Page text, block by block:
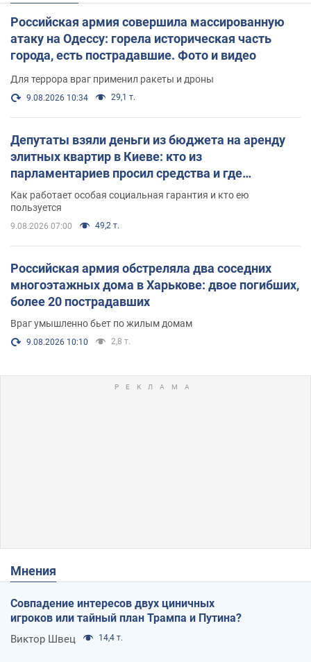
Российская армия совершила массированную
атаку на Одессу: горела историческая часть
города, есть пострадавшие. Фото и видео
Для террора враг применил ракеты и дроны
9.08.2026 10:34 29,1 т.
Депутаты взяли деньги из бюджета на аренду
элитных квартир в Киеве: кто из
парламентариев просил средства и где
поселился
Как работает особая социальная гарантия и кто ею
пользуется
9.08.2026 07:00 49,2 т.
Российская армия обстреляла два соседних
многоэтажных дома в Харькове: двое погибших,
более 20 пострадавших
Враг умышленно бьет по жилым домам
9.08.2026 10:10 2,8 т.
Мнения
Совпадение интересов двух циничных
игроков или тайный план Трампа и Путина?
Виктор Швец 14,4 т.